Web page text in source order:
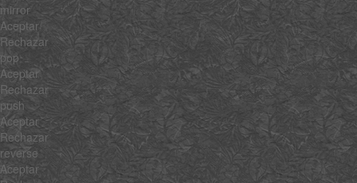
mirror
Aceptar
Rechazar
pop
Aceptar
Rechazar
push
Aceptar
Rechazar
reverse
Aceptar